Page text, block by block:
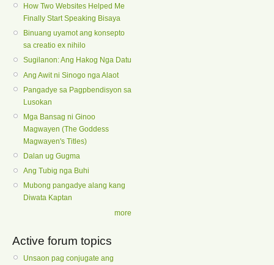
How Two Websites Helped Me
Finally Start Speaking Bisaya
Binuang uyamot ang konsepto
sa creatio ex nihilo
Sugilanon: Ang Hakog Nga Datu
Ang Awit ni Sinogo nga Alaot
Pangadye sa Pagpbendisyon sa
Lusokan
Mga Bansag ni Ginoo
Magwayen (The Goddess
Magwayen's Titles)
Dalan ug Gugma
Ang Tubig nga Buhi
Mubong pangadye alang kang
Diwata Kaptan
more
Active forum topics
Unsaon pag conjugate ang